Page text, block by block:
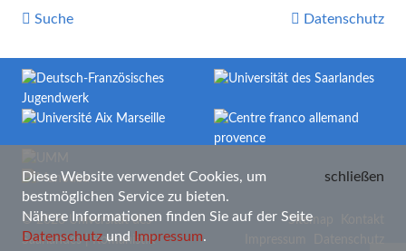
 Datenschutz
 Suche
© 2026 Universität des
Saarlandes | Romanistik
Sitemap
schließen
Diese Website verwendet Cookies, um
bestmöglichen Service zu bieten.
Nähere Informationen finden Sie auf der Seite
Datenschutz und Impressum.